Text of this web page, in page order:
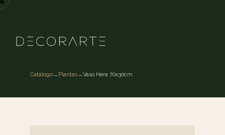
Catálogo→ Plantas→Vaso Hera 70x30cm